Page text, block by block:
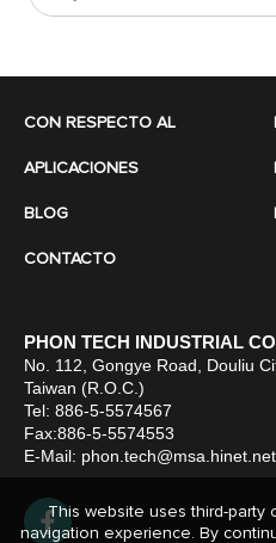
This website uses third-
navigation experience. By
CON RESPECTO AL
APLICACIONES
BLOG
CONTACTO
PHON TECH INDUSTRIAL
No. 112, Gongye Road, Douliu
Taiwan (R.O.C.)
Tel: 886-5-5574567
Fax:886-5-5574553
E-Mail: phon.tech@msa.hinet.net